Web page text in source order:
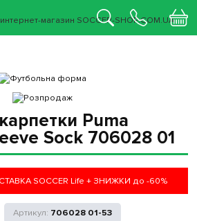
Puma
Sock 706028 01
SOCCER Life + ЗНИЖКИ до -60%
706028 01-53